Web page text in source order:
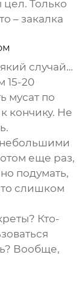
цел. Только
– закалка
случай…
15-20
мусат по
кончику. Не
небольшими
еще раз,
подумать,
слишком
Кто-
Вообще,